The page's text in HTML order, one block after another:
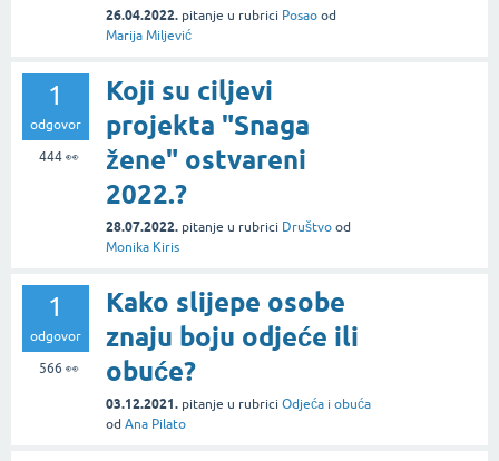
26.04.2022. pitanje u rubrici Posao od
Marija Miljević
1
odgovor
444👀
Koji su ciljevi
projekta "Snaga
žene" ostvareni
2022.?
28.07.2022. pitanje u rubrici Društvo od
Monika Kiris
1
odgovor
566 👀
Kako slijepe osobe
znaju boju odjeće ili
obuće?
03.12.2021. pitanje u rubrici Odjeća i obuća
od Ana Pilato